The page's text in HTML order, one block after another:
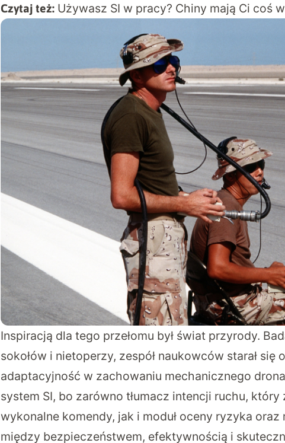
Czytaj też: Używasz SI w pracy? Chiny mają Ci coś
Inspiracją dla tego przełomu był świat przyrody.
sokołów i nietoperzy, zespół naukowców starał
adaptacyjność w zachowaniu mechanicznego
system SI, bo zarówno tłumacz intencji ruchu,
wykonalne komendy, jak i moduł oceny ryzyka
między bezpieczeństwem, efektywnością i